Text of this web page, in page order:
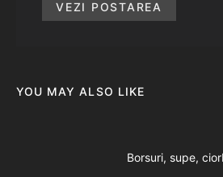
VEZI POSTAREA
YOU MAY ALSO LIKE
Borsuri, supe,